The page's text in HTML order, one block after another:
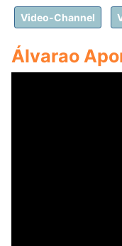
Video-Channel
Álvarao